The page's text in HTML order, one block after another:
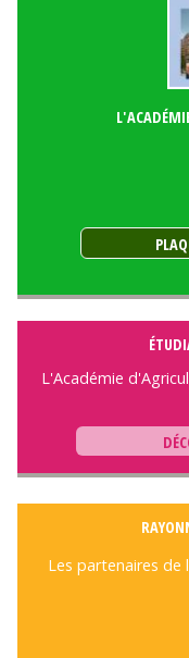
L'Académie
Les partenaires de